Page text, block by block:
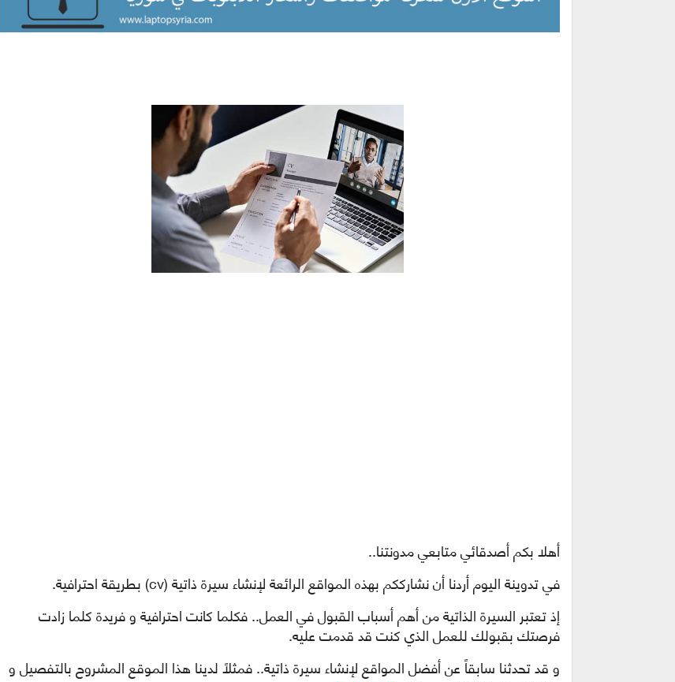
أهلا بكم أصدقائي متابعي مدونتنا..
في تدوينة اليوم أردنا أن نشارككم بهذه المواقع الرائعة لإنشاء سيرة ذاتية (cv) بطريقة احترافية.
إذ تعتبر السيرة الذاتية من أهم أسباب القبول في العمل.. فكلما كانت احترافية و فريدة كلما زادت
فرصتك بقبولك للعمل الذي كنت قد قدمت عليه.
و قد تحدثنا سابقاً عن أفضل المواقع لإنشاء سيرة ذاتية.. فمثلاً لدينا هذا الموقع المشروح بالتفصيل و